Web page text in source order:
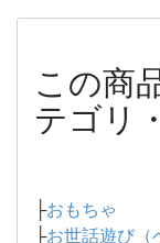
この商
テゴリ
├おもちゃ
├お世話遊び（